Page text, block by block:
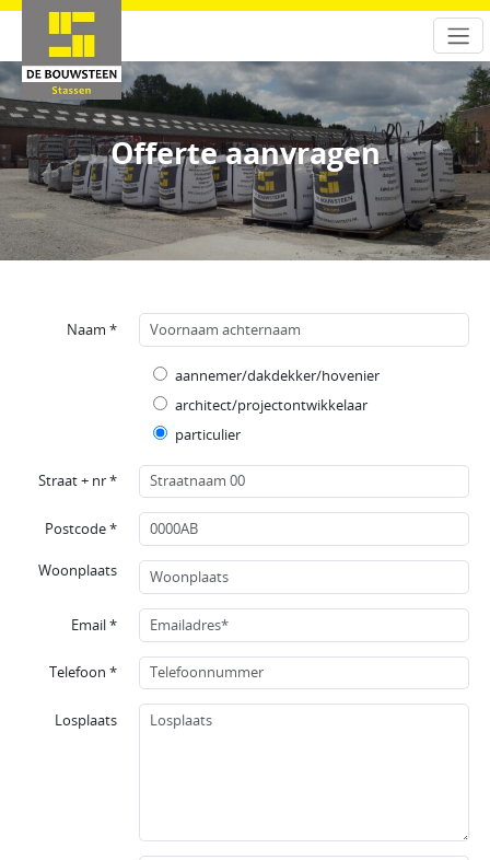
Offerte aanvragen
Naam *
aannemer/dakdekker/hovenier
architect/projectontwikkelaar
particulier
Straat + nr *
Postcode *
Woonplaats
Email *
Telefoon *
Losplaats